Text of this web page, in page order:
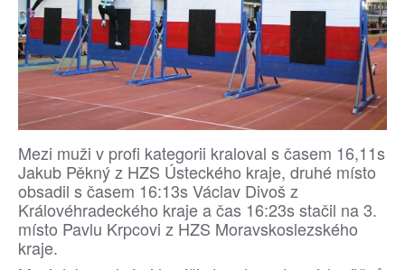
Mezi muži v profi kategorii kraloval s časem 16,11s
Jakub Pěkný z HZS Ústeckého kraje, druhé místo
obsadil s časem 16:13s Václav Divoš z
Královéhradeckého kraje a čas 16:23s stačil na 3.
místo Pavlu Krpcovi z HZS Moravskoslezského
kraje.